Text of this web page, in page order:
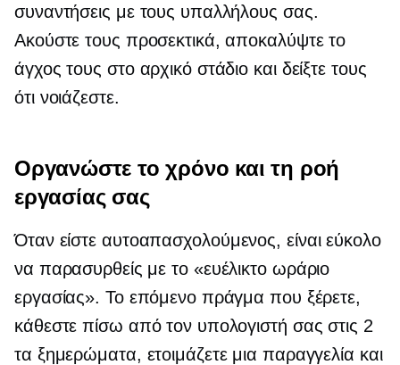
συναντήσεις με τους υπαλλήλους σας.
Ακούστε τους προσεκτικά, αποκαλύψτε το
άγχος τους στο αρχικό στάδιο και δείξτε τους
ότι νοιάζεστε.
Οργανώστε το χρόνο και τη ροή
εργασίας σας
Όταν είστε αυτοαπασχολούμενος, είναι εύκολο
να παρασυρθείς με το «ευέλικτο ωράριο
εργασίας». Το επόμενο πράγμα που ξέρετε,
κάθεστε πίσω από τον υπολογιστή σας στις 2
τα ξημερώματα, ετοιμάζετε μια παραγγελία και